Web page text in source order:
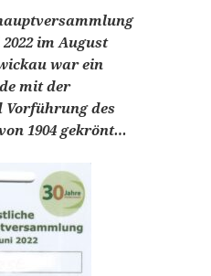
im August
war ein
mit der
Vorführung des
1904 gekrönt…